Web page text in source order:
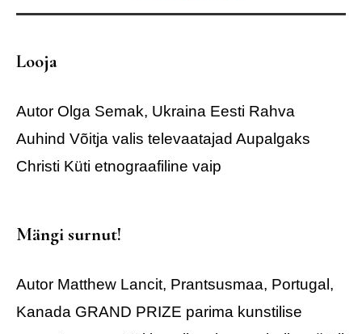
Looja
Autor Olga Semak, Ukraina Eesti Rahva
Auhind Võitja valis televaatajad Aupalgaks
Christi Küti etnograafiline vaip
Mängi surnut!
Autor Matthew Lancit, Prantsusmaa, Portugal,
Kanada GRAND PRIZE parima kunstilise